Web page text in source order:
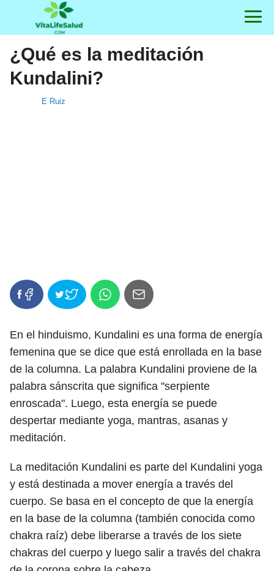
¿Qué es la meditación
Kundalini?
E Ruiz
En el hinduismo, Kundalini es una forma de energía
femenina que se dice que está enrollada en la base
de la columna. La palabra Kundalini proviene de la
palabra sánscrita que significa "serpiente
enroscada". Luego, esta energía se puede
despertar mediante yoga, mantras, asanas y
meditación.
La meditación Kundalini es parte del Kundalini yoga
y está destinada a mover energía a través del
cuerpo. Se basa en el concepto de que la energía
en la base de la columna (también conocida como
chakra raíz) debe liberarse a través de los siete
chakras del cuerpo y luego salir a través del chakra